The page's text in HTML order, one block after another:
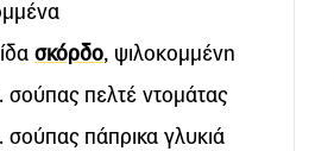
σκόρδο, ψιλοκομμένη
σούπας πελτέ ντομάτας
σούπας πάπρικα γλυκιά